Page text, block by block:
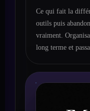
Ce qui fait la
outils puis
vraiment.
long terme et